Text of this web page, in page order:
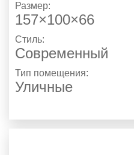
Размер:
157×100×66
Стиль:
Современный
Тип помещения:
Уличные